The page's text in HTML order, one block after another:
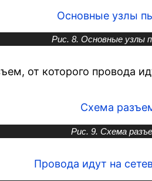
Рис. 8. Основные узлы
от которого провода
Рис. 9. Схема